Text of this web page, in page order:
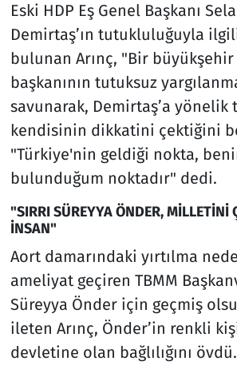
Eski HDP Eş Genel Başkanı
Demirtaş’ın tutukluluğuyla
bulunan Arınç, "Bir
başkanının tutuksuz
savunarak, Demirtaş’a yönelik
kendisinin dikkatini çektiğini
"Türkiye'nin geldiği nokta,
bulunduğum noktadır" dedi.
"SIRRI SÜREYYA ÖNDER, MİLLETİNİ
İNSAN"
Aort damarındaki yırtılma
ameliyat geçiren TBMM
Süreyya Önder için geçmiş
ileten Arınç, Önder’in renkli
devletine olan bağlılığını övdü.